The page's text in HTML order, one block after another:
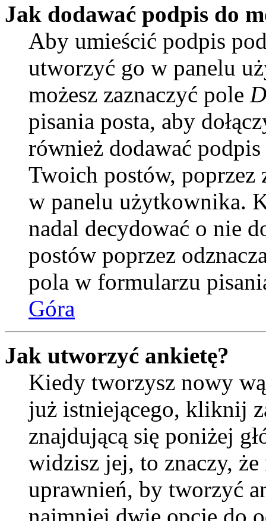
Jak dodawać podpis do
Aby umieścić podpis
utworzyć go w panelu
możesz zaznaczyć pole
pisania posta, aby
również dodawać
Twoich postów, poprzez
w panelu użytkownika.
nadal decydować o nie
postów poprzez
pola w formularzu
Góra
Jak utworzyć ankietę?
Kiedy tworzysz nowy
już istniejącego, kliknij
znajdującą się poniżej
widzisz jej, to znaczy,
uprawnień, by tworzyć
najmniej dwie opcje do